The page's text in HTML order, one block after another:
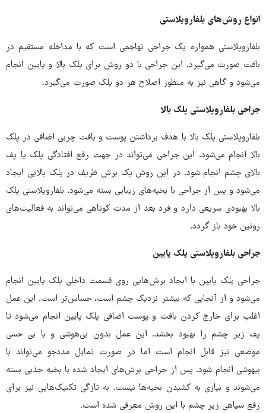
انواع روش‌های بلفاروپلاستی
بلفاروپلاستی همواره یک جراحی تهاجمی است که با مداخله مستقیم در
بافت صورت می‌گیرد. این جراحی با دو روش برای پلک بالا و پایین انجام
می‌شود و گاهی نیز به منظور اصلاح هر دو پلک صورت می‌گیرد.
جراحی بلفاروپلاستی پلک بالا
بلفاروپلاستی پلک بالا با هدف برداشتن پوست و بافت چربی اضافی در پلک
بالا انجام می‌شود. این جراحی می‌تواند در جهت رفع افتادگی پلک یا پف
بالای چشم انجام شود. در این روش یک برش ظریف در پلک بالایی ایجاد
می‌شود و پس از جراحی با بخیه‌های زیبایی بسته می‌شود. بلفاروپلاستی پلک
بالا بهبودی سریعی دارد و فرد بعد از مدت کوتاهی می‌تواند به فعالیت‌های
روتین خود باز گردد.
جراحی بلفاروپلاستی پلک پایین
جراحی پلک پایین با ایجاد برش‌هایی روی قسمت داخلی پلک پایین انجام
می‌شود و از آنجایی که بیشتر نزدیک چشم است، حساس‌تر است. این عمل
اغلب برای خارج کردن بافت و پوست اضافی پلک پایین انجام می‌شود تا
پف زیر چشم را بهبود بخشد. این عمل بدون بی‌هوشی و با بی حسی
موضعی نیز قابل انجام است اما در صورت تمایل مددجو می‌تواند با
بیهوشی انجام شود. پس از جراحی برش‌های ایجاد شده با بخیه جذبی بسته
می‌شوند و نیازی به کشیدن بخیه‌ها نیست. به تازگی تکنیک‌هایی نیز برای
رفع سیاهی زیر چشم با این روش معرفی شده است.